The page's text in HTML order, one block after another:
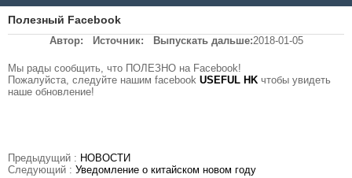
Полезный Facebook
Автор: Источник: Выпускать дальше:2018-01-05
Мы рады сообщить, что ПОЛЕЗНО на Facebook!
Пожалуйста, следуйте нашим facebook USEFUL HK чтобы увидеть
наше обновление!
Предыдущий : НОВОСТИ
Следующий : Уведомление о китайском новом году